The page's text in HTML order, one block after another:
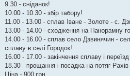
9.30 - сніданок!
10.00 - 10.30 - збір табору!
11.00 - 13.00 - сплав Іване - Золоте - с.
13.00 - 14.00 - сходження на Панорамну
14.00 - 16.00 - сплав село Дзвинячин -
сплаву в селі Городок!
16.00 - 17.00 - закінчення сплаву і
18.30 - прощання і посадка на потяг Рахів
Ціна - 900 грн.